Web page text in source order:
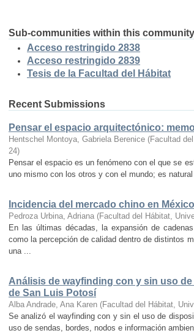
Sub-communities within this community
Acceso restringido 2838
Acceso restringido 2839
Tesis de la Facultad del Hábitat
Recent Submissions
Pensar el espacio arquitectónico:
Hentschel Montoya, Gabriela Berenice (Facultad
24)
Pensar el espacio es un fenómeno con el que se
uno mismo con los otros y con el mundo; es
Incidencia del mercado chino en
Pedroza Urbina, Adriana (Facultad del Hábitat,
En las últimas décadas, la expansión de
como la percepción de calidad dentro de distintos
una ...
Análisis de wayfinding con y sin uso
de San Luis Potosí
Alba Andrade, Ana Karen (Facultad del Hábitat,
Se analizó el wayfinding con y sin el uso de
uso de sendas, bordes, nodos e información